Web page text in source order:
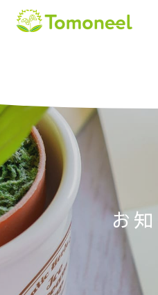
お 知